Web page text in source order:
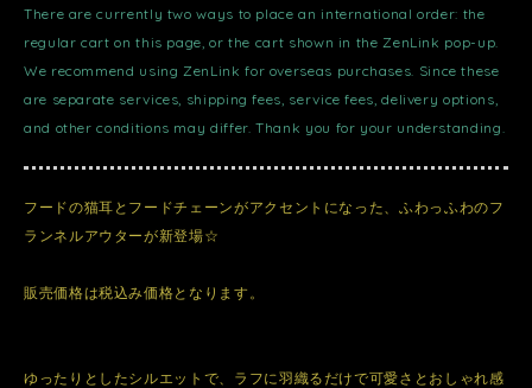
There are currently two ways to place an international order: the
regular cart on this page, or the cart shown in the ZenLink pop-up.
We recommend using ZenLink for overseas purchases. Since these
are separate services, shipping fees, service fees, delivery options,
and other conditions may differ. Thank you for your understanding.
フードの猫耳とフードチェーンがアクセントになった、ふわっふわのフ
ランネルアウターが新登場☆
販売価格は税込み価格となります。
ゆったりとしたシルエットで、ラフに羽織るだけで可愛さとおしゃれ感